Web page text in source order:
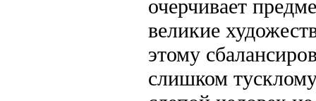
очерчивает
великие
этому
слиш­ком